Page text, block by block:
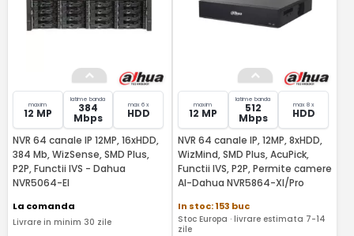
maxim
12 MP
latime banda
384
Mbps
max 6 x
HDD
NVR 64 canale IP 12MP, 16xHDD,
384 Mb, WizSense, SMD Plus,
P2P, Functii IVS - Dahua
NVR5064-EI
La comanda
Livrare in minim 30 zile
maxim
12 MP
latime banda
512
Mbps
max 8 x
HDD
NVR 64 canale IP, 12MP, 8xHDD,
WizMind, SMD Plus, AcuPick,
Functii IVS, P2P, Permite camere
AI-Dahua NVR5864-XI/Pro
In stoc: 153 buc
Stoc Europa · livrare estimata 7-14
zile